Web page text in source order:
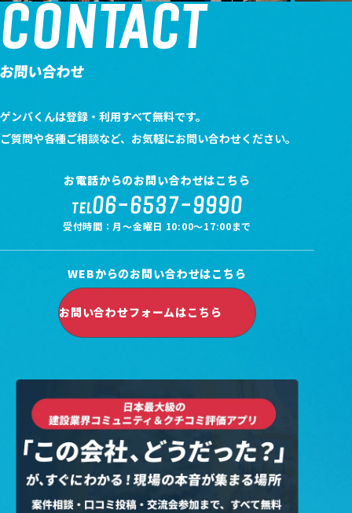
問い合わせ
ゲンバくんは登録・利用すべて無料です。
ご質問や各種ご相談など、お気軽にお問い合わせください。
お電話からのお問い合わせはこちら
TEL06-6537-9990
受付時間：月～金曜日 10:00～17:00まで
WEBからのお問い合わせはこちら
お問い合わせフォームはこちら